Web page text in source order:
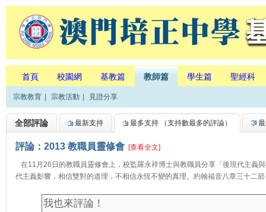
首頁 校園網 基教篇 教師篇 學生篇 聖經科
宗教教育 宗教活動 見證分享
全部評論 最新支持 最多支持 （支持數最多的評論）
評論：2013 教職員靈修會 [查看全文]
在11月26日的教職員靈修會上，校監羅永祥博士與教職員分享「後現代主義
代主義影響，相信雙對的道理，不相信永恆不變的真理。約翰福音八章三十二